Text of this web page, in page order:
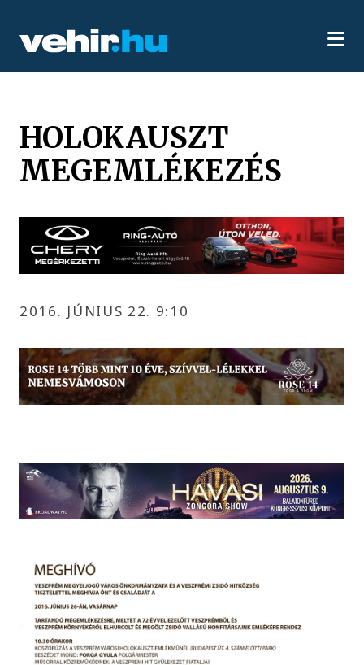
HOLOKAUSZT
MEGEMLÉKEZÉS
2016. JÚNIUS 22. 9:10